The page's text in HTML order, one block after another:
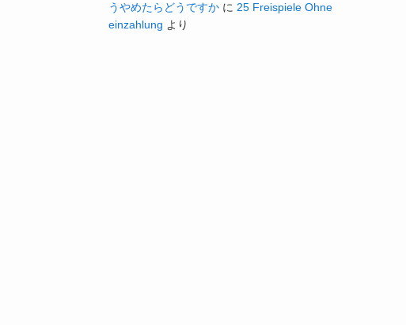
うやめたらどうですか に 25 Freispiele Ohne
einzahlung より